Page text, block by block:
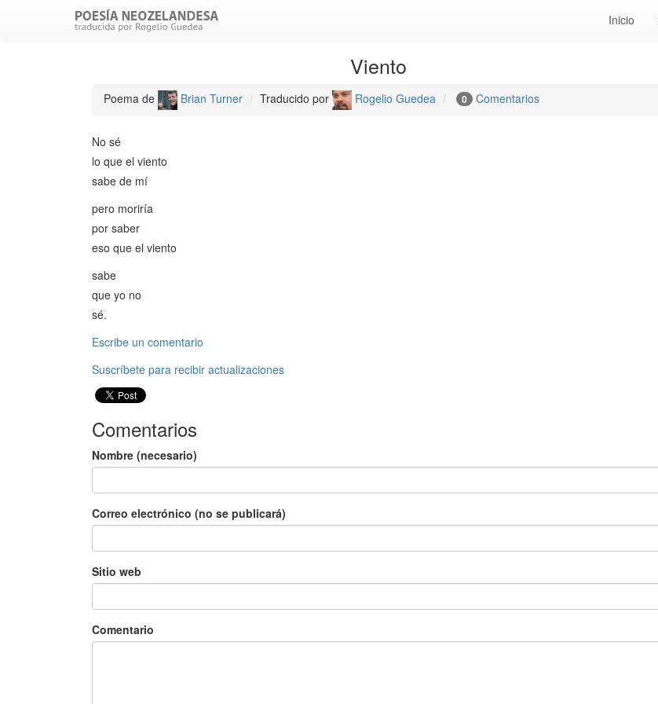
Inicio
Viento
Poema de Brian Turner Traducido por Rogelio Guedea 0 Comentarios
No sé
lo que el viento
sabe de mí
pero moriría
por saber
eso que el viento
sabe
que yo no
sé.
Escribe un comentario
Suscríbete para recibir actualizaciones
Comentarios
Nombre (necesario)
Correo electrónico (no se publicará)
Sitio web
Comentario